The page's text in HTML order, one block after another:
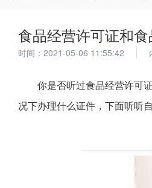
食品经营许可证和
时间：2021-05-06 11:55:42
你是否听过食品经营许可
况下办理什么证件，下面听听